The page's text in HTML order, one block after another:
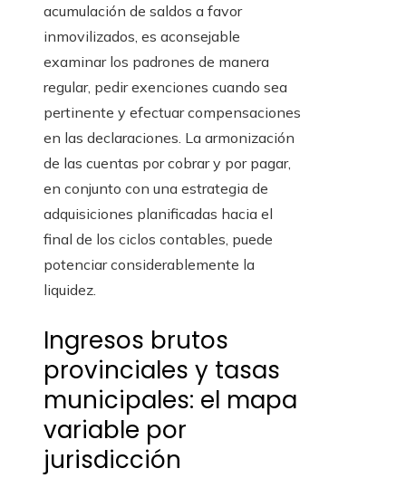
acumulación de saldos a favor
inmovilizados, es aconsejable
examinar los padrones de manera
regular, pedir exenciones cuando sea
pertinente y efectuar compensaciones
en las declaraciones. La armonización
de las cuentas por cobrar y por pagar,
en conjunto con una estrategia de
adquisiciones planificadas hacia el
final de los ciclos contables, puede
potenciar considerablemente la
liquidez.
Ingresos brutos
provinciales y tasas
municipales: el mapa
variable por
jurisdicción